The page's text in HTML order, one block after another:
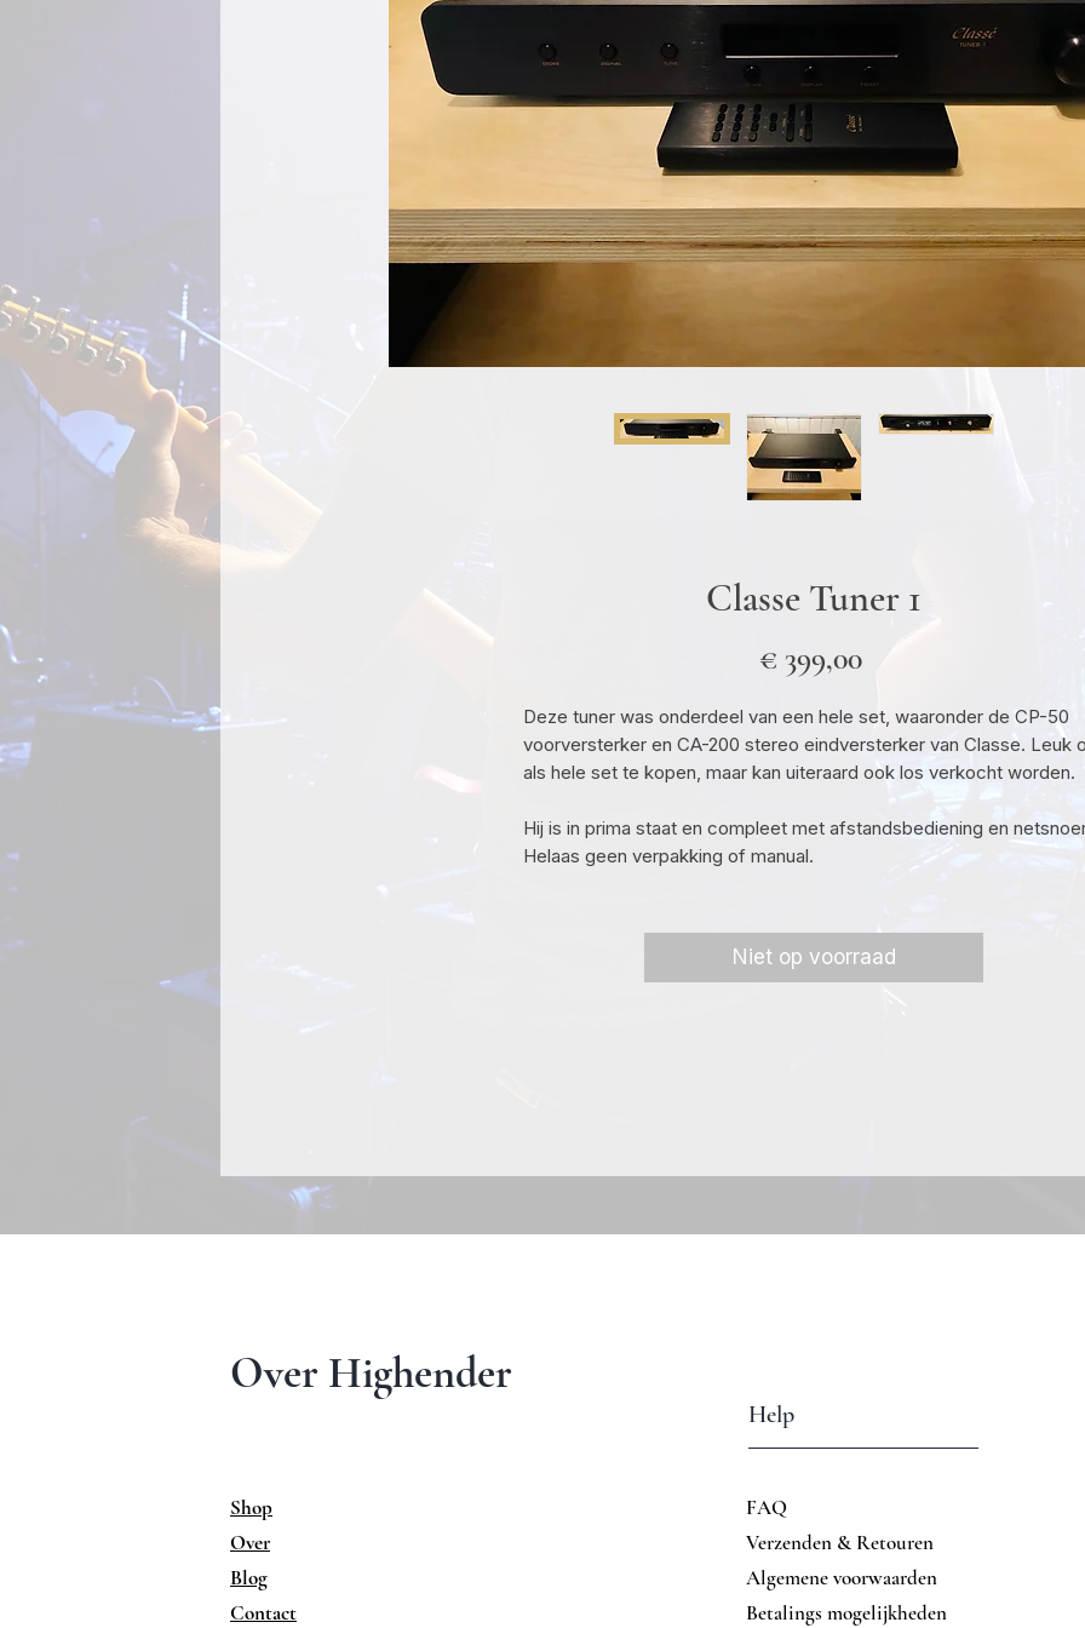
Classe Tuner 1
€ 399,00Prijs
Deze tuner was onderdeel van een hele set, waaronder de CP-50
voorversterker en CA-200 stereo eindversterker van Classe. Leuk
als hele set te kopen, maar kan uiteraard ook los verkocht worden.
Hij is in prima staat en compleet met afstandsbediening en
Helaas geen verpakking of manual.
Niet op voorraad
Over Highender
Shop
Over
Blog
Contact
Help
FAQ
Verzenden & Retouren
Algemene voorwaarden
Betalings mogelijkheden